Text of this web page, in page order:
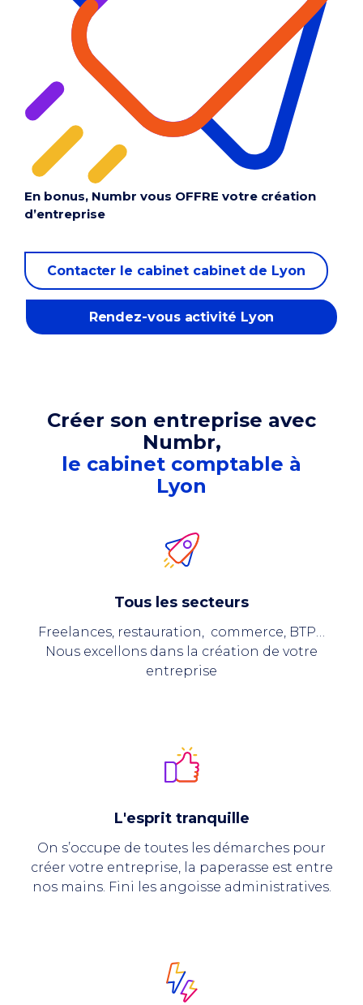
En bonus, Numbr vous OFFRE votre création
d’entreprise
Contacter le cabinet cabinet de Lyon
Rendez-vous activité Lyon
Créer son entreprise avec
Numbr,
le cabinet comptable à
Lyon
Tous les secteurs
Freelances, restauration, commerce, BTP…
Nous excellons dans la création de votre
entreprise
L'esprit tranquille
On s’occupe de toutes les démarches pour
créer votre entreprise, la paperasse est entre
nos mains. Fini les angoisse administratives.